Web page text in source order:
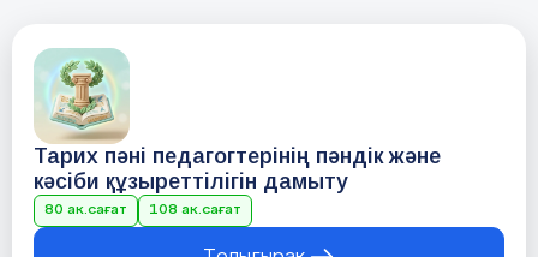
Тарих пәні педагогтерінің пәндік және
кәсіби құзыреттілігін дамыту
80 ак.сағат 108 ак.сағат